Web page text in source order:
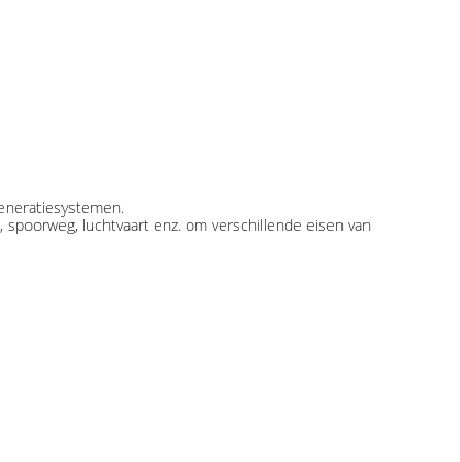
luchtvaart enz. om verschillende eisen van